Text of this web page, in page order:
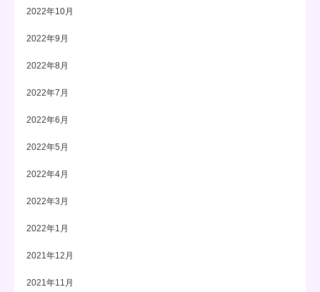
2022年10月
2022年9月
2022年8月
2022年7月
2022年6月
2022年5月
2022年4月
2022年3月
2022年1月
2021年12月
2021年11月